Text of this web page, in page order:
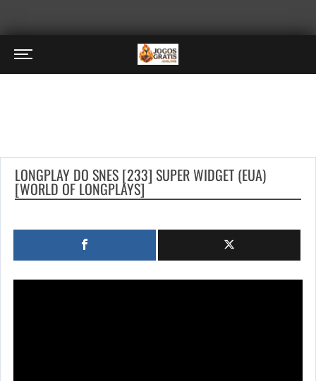
LONGPLAY DO SNES [233] SUPER WIDGET (EUA)
[WORLD OF LONGPLAYS]